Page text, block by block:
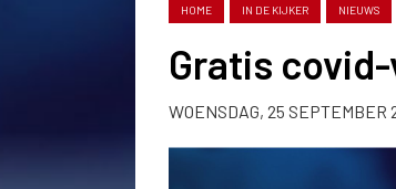
HOME IN DE KIJKER NIEUWS
Gratis
WOENSDAG, 25 SEPTEMBER